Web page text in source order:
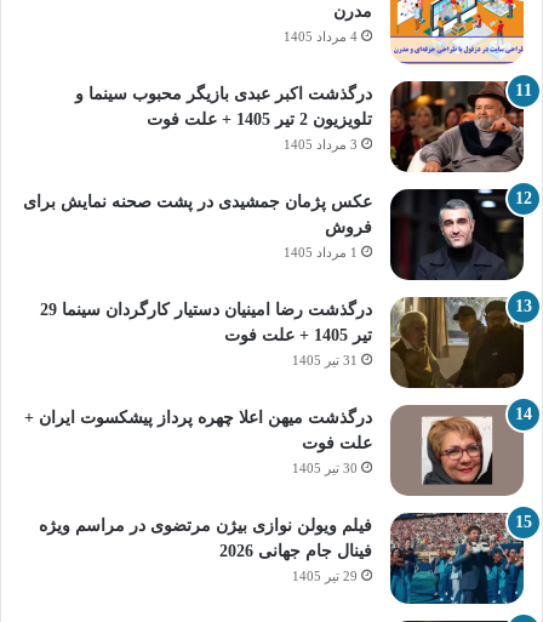
مدرن
4 مرداد 1405
درگذشت اکبر عبدی بازیگر محبوب سینما و
تلویزیون 2 تیر 1405 + علت فوت
3 مرداد 1405
عکس پژمان جمشیدی در پشت صحنه نمایش برای
فروش
1 مرداد 1405
درگذشت رضا امینیان دستیار کارگردان سینما 29
تیر 1405 + علت فوت
31 تیر 1405
درگذشت میهن اعلا چهره پرداز پیشکسوت ایران +
علت فوت
30 تیر 1405
فیلم ویولن نوازی بیژن مرتضوی در مراسم ویژه
فینال جام جهانی 2026
29 تیر 1405